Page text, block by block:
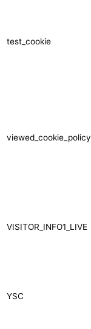
test_cookie
viewed_cookie_policy
VISITOR_INFO1_LIVE
YSC